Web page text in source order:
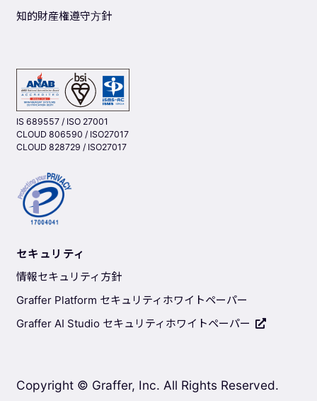
知的財産権遵守方針
IS 689557 / ISO 27001
CLOUD 806590 / ISO27017
CLOUD 828729 / ISO27017
セキュリティ
情報セキュリティ方針
Graffer Platform セキュリティホワイトペーパー
Graffer AI Studio セキュリティホワイトペーパー
Copyright © Graffer, Inc. All Rights Reserved.